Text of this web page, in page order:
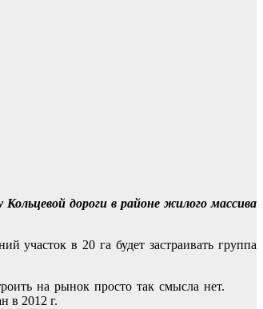
дороги в районе жилого массива
участок в 20 га будет застраивать группа
на рынок просто так смысла нет.
в 2012 г.